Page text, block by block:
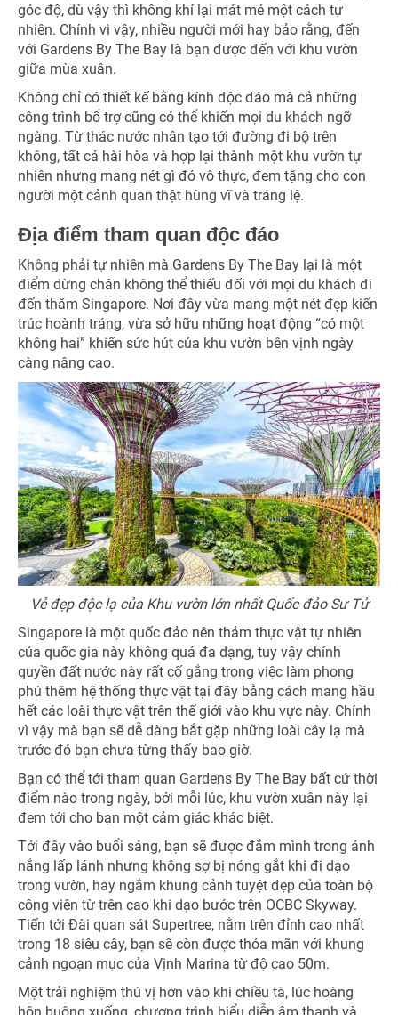
góc độ, dù vậy thì không khí lại mát mẻ một cách tự
nhiên. Chính vì vậy, nhiều người mới hay bảo rằng, đến
với Gardens By The Bay là bạn được đến với khu vườn
giữa mùa xuân.
Không chỉ có thiết kế bằng kính độc đáo mà cả những
công trình bổ trợ cũng có thể khiến mọi du khách ngỡ
ngàng. Từ thác nước nhân tạo tới đường đi bộ trên
không, tất cả hài hòa và hợp lại thành một khu vườn tự
nhiên nhưng mang nét gì đó vô thực, đem tặng cho con
người một cảnh quan thật hùng vĩ và tráng lệ.
Địa điểm tham quan độc đáo
Không phải tự nhiên mà Gardens By The Bay lại là một
điểm dừng chân không thể thiếu đối với mọi du khách đi
đến thăm Singapore. Nơi đây vừa mang một nét đẹp kiến
trúc hoành tráng, vừa sở hữu những hoạt động “có một
không hai” khiến sức hút của khu vườn bên vịnh ngày
càng nâng cao.
Vẻ đẹp độc lạ của Khu vườn lớn nhất Quốc đảo Sư Tử
Singapore là một quốc đảo nên thảm thực vật tự nhiên
của quốc gia này không quá đa dạng, tuy vậy chính
quyền đất nước này rất cố gắng trong việc làm phong
phú thêm hệ thống thực vật tại đây bằng cách mang hầu
hết các loài thực vật trên thế giới vào khu vực này. Chính
vì vậy mà bạn sẽ dễ dàng bắt gặp những loài cây lạ mà
trước đó bạn chưa từng thấy bao giờ.
Bạn có thể tới tham quan Gardens By The Bay bất cứ thời
điểm nào trong ngày, bởi mỗi lúc, khu vườn xuân này lại
đem tới cho bạn một cảm giác khác biệt.
Tới đây vào buổi sáng, bạn sẽ được đắm mình trong ánh
nắng lấp lánh nhưng không sợ bị nóng gắt khi đi dạo
trong vườn, hay ngắm khung cảnh tuyệt đẹp của toàn bộ
công viên từ trên cao khi dạo bước trên OCBC Skyway.
Tiến tới Đài quan sát Supertree, nằm trên đỉnh cao nhất
trong 18 siêu cây, bạn sẽ còn được thỏa mãn với khung
cảnh ngoạn mục của Vịnh Marina từ độ cao 50m.
Một trải nghiệm thú vị hơn vào khi chiều tà, lúc hoàng